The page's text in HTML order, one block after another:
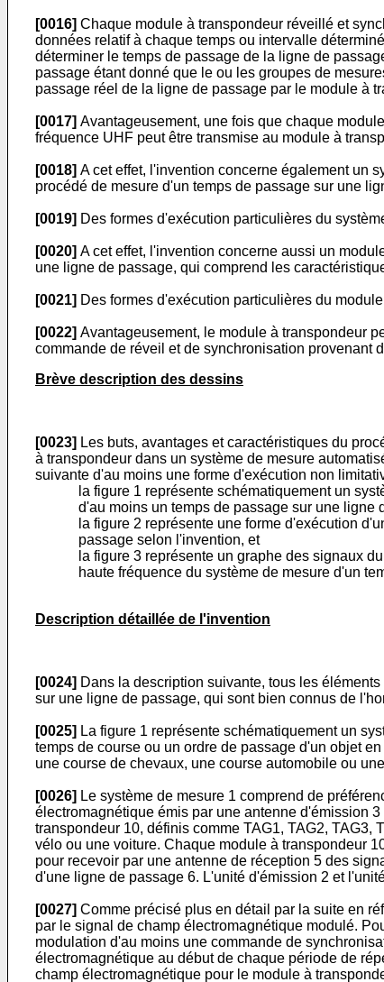
[0016] Chaque module à transpondeur réveillé et
données relatif à chaque temps ou intervalle
déterminer le temps de passage de la ligne de
passage étant donné que le ou les groupes de
passage réel de la ligne de passage par le module à
[0017] Avantageusement, une fois que chaque
fréquence UHF peut être transmise au module à
[0018] A cet effet, l'invention concerne également un
procédé de mesure d'un temps de passage sur une
[0019] Des formes d'exécution particulières du
[0020] A cet effet, l'invention concerne aussi un
une ligne de passage, qui comprend les
[0021] Des formes d'exécution particulières du
[0022] Avantageusement, le module à transpondeur
commande de réveil et de synchronisation provenant
Brève description des dessins
[0023] Les buts, avantages et caractéristiques du
à transpondeur dans un système de mesure
suivante d'au moins une forme d'exécution non
la figure 1 représente schématiquement un
d'au moins un temps de passage sur une
la figure 2 représente une forme d'exécution
passage selon l'invention, et
la figure 3 représente un graphe des signaux
haute fréquence du système de mesure d'un
Description détaillée de l'invention
[0024] Dans la description suivante, tous les
sur une ligne de passage, qui sont bien connus de
[0025] La figure 1 représente schématiquement un
temps de course ou un ordre de passage d'un objet
une course de chevaux, une course automobile ou
[0026] Le système de mesure 1 comprend de
électromagnétique émis par une antenne d'émission
transpondeur 10, définis comme TAG1, TAG2,
vélo ou une voiture. Chaque module à transpondeur
pour recevoir par une antenne de réception 5 des
d'une ligne de passage 6. L'unité d'émission 2 et
[0027] Comme précisé plus en détail par la suite en
par le signal de champ électromagnétique modulé.
modulation d'au moins une commande de
électromagnétique au début de chaque période de
champ électromagnétique pour le module à